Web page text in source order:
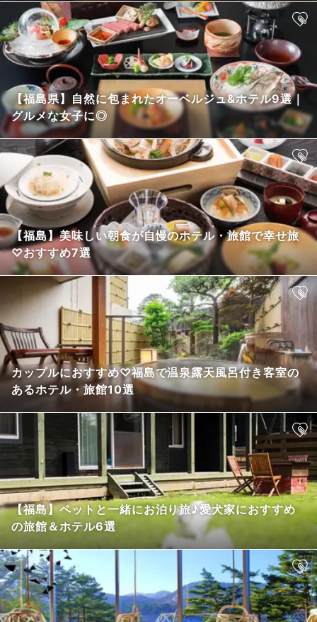
【福島県】自然に包まれたオーベルジュ&ホテル9選｜
グルメな女子に◎
【福島】美味しい朝食が自慢のホテル・旅館で幸せ旅
♡おすすめ7選
カップルにおすすめ♡福島で温泉露天風呂付き客室の
あるホテル・旅館10選
【福島】ペットと一緒にお泊り旅♪愛犬家におすすめ
の旅館＆ホテル6選